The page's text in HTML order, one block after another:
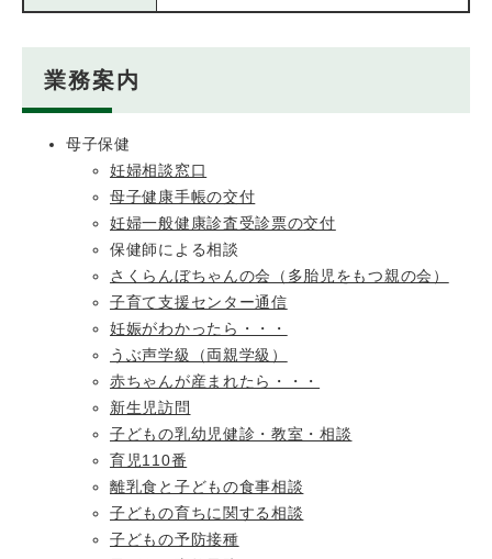
業務案内
母子保健
妊婦相談窓口
母子健康手帳の交付
妊婦一般健康診査受診票の交付
保健師による相談
さくらんぼちゃんの会（多胎児をもつ親の会）
子育て支援センター通信
妊娠がわかったら・・・
うぶ声学級（両親学級）
赤ちゃんが産まれたら・・・
新生児訪問
子どもの乳幼児健診・教室・相談
育児110番
離乳食と子どもの食事相談
子どもの育ちに関する相談
子どもの予防接種